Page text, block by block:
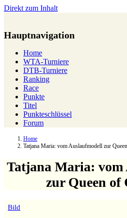
Direkt zum Inhalt
Hauptnavigation
Home
WTA-Turniere
DTB-Turniere
Ranking
Race
Punkte
Titel
Punkteschlüssel
Forum
Home
Tatjana Maria: vom Auslaufmodell zur
Tatjana Maria: vom
zur Queen of
Bild